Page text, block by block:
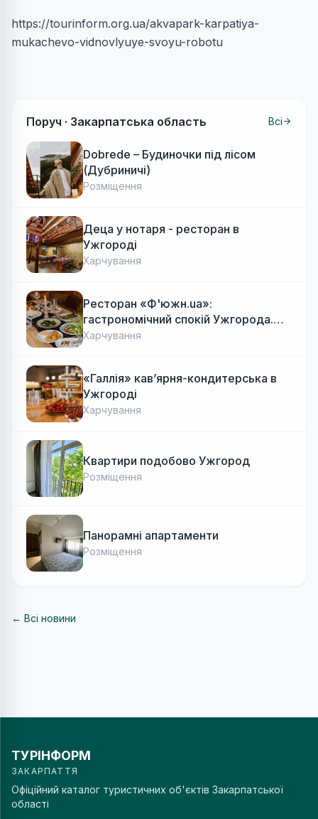
https://tourinform.org.ua/akvapark-karpatiya-
mukachevo-vidnovlyuye-svoyu-robotu
Поруч · Закарпатська область Всі
Dobrede – Будиночки під лісом
(Дубриничі)
Розміщення
Деца у нотаря - ресторан в
Ужгороді
Харчування
Ресторан «Ф'южн.ua»:
гастрономічний спокій Ужгорода.
Авторська локальна кухня, затишок
Харчування
«Галлія» кав’ярня-кондитерська в
Ужгороді
Харчування
Квартири подобово Ужгород
Розміщення
Панорамні апартаменти
Розміщення
← Всі новини
ТУРІНФОРМ
ЗАКАРПАТТЯ
Офіційний каталог туристичних об'єктів Закарпатської
області